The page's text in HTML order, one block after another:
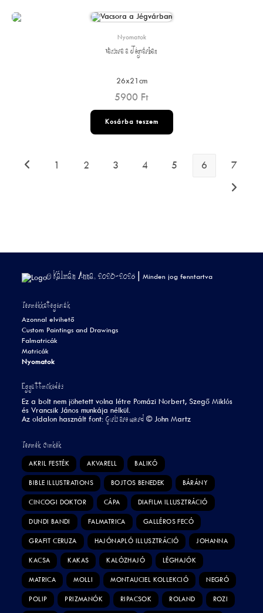
Nyomatok
Vacsora a Jégvárban
26x21cm
5900 Ft
Kosárba teszem
1 2 3 4 5 6 7
© Kálmán Anna, 2023-2026 |Minden jog fenntartva
Termékkategóriák
Azonnal elvihető
Custom Paintings and Drawings
Falmatricák
Matricák
Nyomatok
Együttműködés
Ez a bolt nem jöhetett volna létre Pomázi Norbert, Szegő Miklós
és Vrancsik János munkája nélkül.
Az oldalon használt font:Girls are weird ©John Martz
Termék Címkék
AKRIL FESTÉK AKVARELL BALIKÓ
BIBLE ILLUSTRATIONS BOJTOS BENEDEK BÁRÁNY
CINCOGI DOKTOR CÁPA DIAFILM ILLUSZTRÁCIÓ
DUNDI BANDI FALMATRICA GALLÉROS FECÓ
GRAFIT CERUZA HAJÓNAPLÓ ILLUSZTRÁCIÓ JOHANNA
KACSA KAKAS KALÓZHAJÓ LÉGHAJÓK
MATRICA MOLLI MONTAUCIEL KOLLEKCIÓ NEGRÓ
POLIP PRIZMANÓK RIPACSOK ROLAND ROZI